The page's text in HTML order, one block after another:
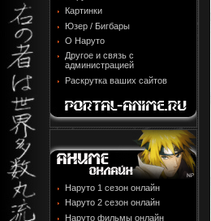
Картинки
Юзер / Бигбары
О Наруто
Другое и связь с
администрацией
Раскрутка ваших сайтов
Наруто 1 сезон онлайн
Наруто 2 сезон онлайн
Наруто фильмы онлайн